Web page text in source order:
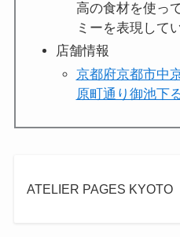
高の食材を使っ
ミーを表現して
店舗情報
京都府京都市中
原町通り御池下る
ATELIER PAGES KYOTO